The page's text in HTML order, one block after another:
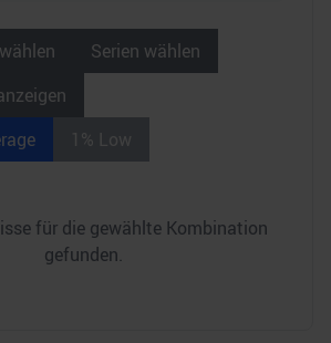
Serien wählen
1% Low
für die gewählte Kombination
gefunden.